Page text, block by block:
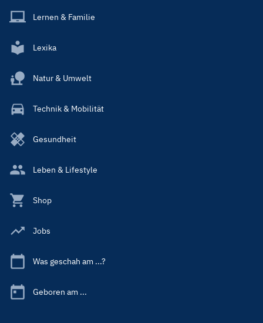
Lernen & Familie
Lexika
Natur & Umwelt
Technik & Mobilität
Gesundheit
Leben & Lifestyle
Shop
Jobs
Was geschah am ...?
Geboren am ...